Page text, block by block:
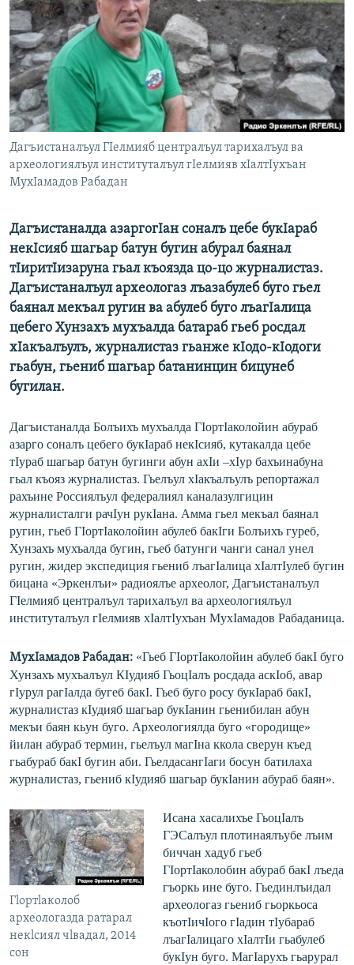
РАСПИСАНИЕ ВЕЩАНИЯ
ПОДПИШИТЕСЬ НА РАССЫЛКУ
СОЦИАЛЬНЫЕ СЕТИ
Все сайты РСЕ/РС
Дагъистаналъул ГIелмияб централъул тарихалъул ва
археологиялъул институталъул гIелмияв хIалтIухъан
МухIамадов Рабадан
Дагъистаналда азаргогIан соналъ цебе букIараб
некIсияб шагьар батун бугин абурал баянал
тIиритIизаруна гьал къоязда цо-цо журналистаз.
Дагъистаналъул археологаз лъазабулеб буго гьел
баянал мекъал ругин ва абулеб буго лъагIалица
цебего Хунзахъ мухъалда батараб гьеб росдал
хIакъалъулъ, журналистаз гьанже кIодо-кIодоги
гьабун, гьениб шагьар батанинцин бицунеб
бугилан.
Дагъистаналда Болъихъ мухъалда ГIортIаколойин абураб
азарго соналъ цебего букIараб некIсияб, кутакалда цебе
тIураб шагьар батун бугинги абун ахIи –хIур бахъинабуна
гьал къояз журналистаз. Гьелъул хIакъалъулъ репортажал
рахъине Россиялъул федералиял каналазулгицин
журналисталги рачIун рукIана. Амма гьел мекъал баянал
ругин, гьеб ГIортIаколойин абулеб бакIги Болъихъ гуреб,
Хунзахъ мухъалда бугин, гьеб батунги чанги санал унел
ругин, жидер экспедиция гьениб лъагIалица хIалтIулеб бугин
бицана «Эркенлъи» радиоялъе археолог, Дагъистаналъул
ГIелмияб централъул тарихалъул ва археологиялъул
институталъул гIелмияв хIалтIухъан МухIамадов Рабаданица.
МухIамадов Рабадан: «Гьеб ГIортIаколойин абулеб бакI буго
Хунзахъ мухъалъул КIудияб ГьоцIалъ росдада аскIоб, авар
гIурул рагIалда бугеб бакI. Гьеб буго росу букIараб бакI,
журналистаз кIудияб шагьар букIанин гьенибилан абун
мекъи баян кьун буго. Археологиялда буго «городище»
йилан абураб термин, гьелъул магIна ккола сверун къед
гьабураб бакI бугин аби. ГьелдасангIаги босун батилаха
журналистаз, гьениб кIудияб шагьар букIанин абураб баян».
Гlортlаколоб
археологазда ратарал
некlсиял чlвадал, 2014
сон
Исана хасалихъе ГьоцIалъ
ГЭСалъул плотинаялъубе лъим
биччан хадуб гьеб
ГIортIаколобин абураб бакI лъеда
гъоркь ине буго. Гьединлъидал
археологаз гьениб гьоркьоса
къотIичIого гIадин тIубараб
лъагIалицаго хIалтIи гьабулеб
букIун буго. МагIарухъ гьарурал